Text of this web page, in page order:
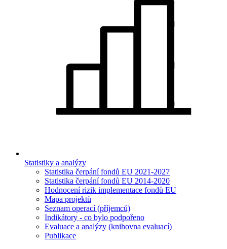
Statistiky a analýzy
Statistika čerpání fondů EU 2021-2027
Statistika čerpání fondů EU 2014-2020
Hodnocení rizik implementace fondů EU
Mapa projektů
Seznam operací (příjemců)
Indikátory - co bylo podpořeno
Evaluace a analýzy (knihovna evaluací)
Publikace